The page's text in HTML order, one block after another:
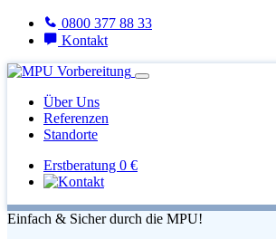
0800 377 88 33
Kontakt
Über Uns
Referenzen
Standorte
Erstberatung 0 €
Einfach & Sicher durch die MPU!